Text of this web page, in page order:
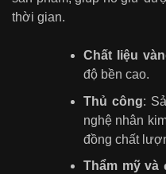
thời gian.
Chất liệu
độ bền cao.
Thủ công:
nghệ nhân
đồng chất
Thẩm mỹ và